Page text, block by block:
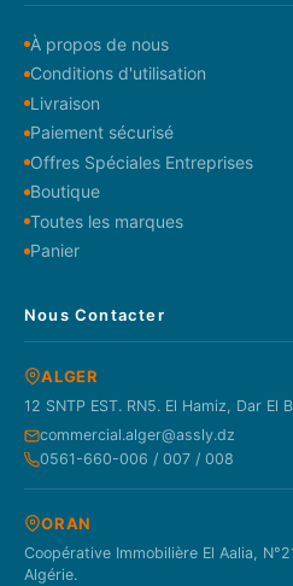
À propos de nous
Conditions d'utilisation
Livraison
Paiement sécurisé
Offres Spéciales Entreprises
Boutique
Toutes les marques
Panier
Nous Contacter
ALGER
12 SNTP EST. RN5. El Hamiz, Dar El
commercial.alger@assly.dz
0561-660-006 / 007 / 008
ORAN
Coopérative Immobilière El Aalia,
Algérie.